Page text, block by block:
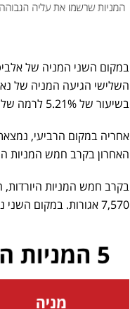
השלישי הגיעה המניה של
בשיעור של 5.21% לרמה של 9,101 אגורות.
האחרון בקרב חמש המניות העולות
בקרב חמש המניות
7,570 אגורות. במקום השני נמצאת המניה של אקרו שיורדת בשיעור של 5.56% לרמה של 4,435 אגורות.